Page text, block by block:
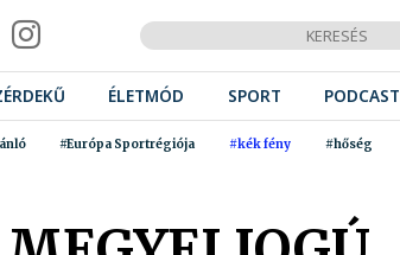
ÉLETMÓD SPORT PODCAST
#Európa Sportrégiója #kék fény #hőség